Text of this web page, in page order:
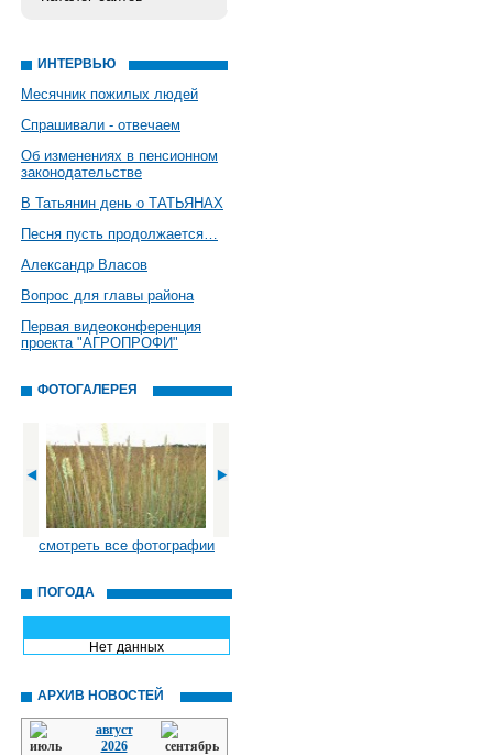
ИНТЕРВЬЮ
Месячник пожилых людей
Спрашивали - отвечаем
Об изменениях в пенсионном
законодательстве
В Татьянин день о ТАТЬЯНАХ
Песня пусть продолжается…
Александр Власов
Вопрос для главы района
Первая видеоконференция
проекта "АГРОПРОФИ"
ФОТОГАЛЕРЕЯ
смотреть все фотографии
ПОГОДА
Нет данных
АРХИВ НОВОСТЕЙ
август
2026